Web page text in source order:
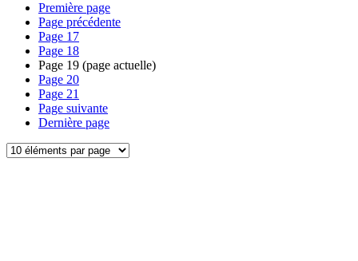
Première page
Page précédente
Page 17
Page 18
Page 19 (page actuelle)
Page 20
Page 21
Page suivante
Dernière page